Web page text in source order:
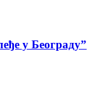
у Београду”